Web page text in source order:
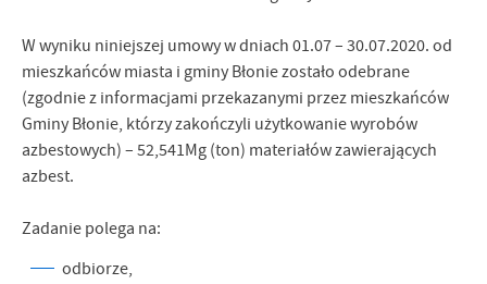
W wyniku niniejszej umowy w dniach 01.07 – 30.07.2020. od
mieszkańców miasta i gminy Błonie zostało odebrane
(zgodnie z informacjami przekazanymi przez mieszkańców
Gminy Błonie, którzy zakończyli użytkowanie wyrobów
azbestowych) – 52,541Mg (ton) materiałów zawierających
azbest.
Zadanie polega na:
odbiorze,
społecznościowych.